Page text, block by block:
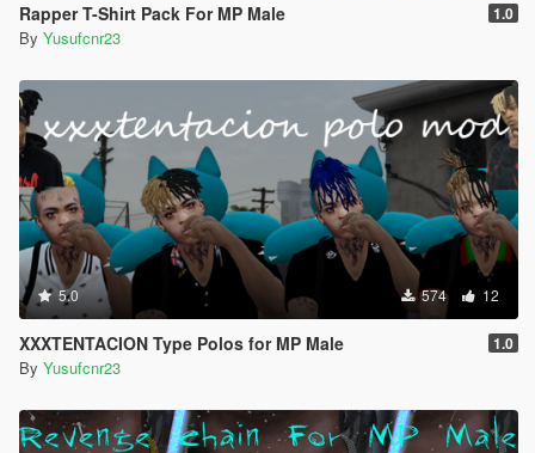
Rapper T-Shirt Pack For MP Male 1.0
By Yusufcnr23
5.0 574 12
XXXTENTACION Type Polos for MP Male 1.0
By Yusufcnr23